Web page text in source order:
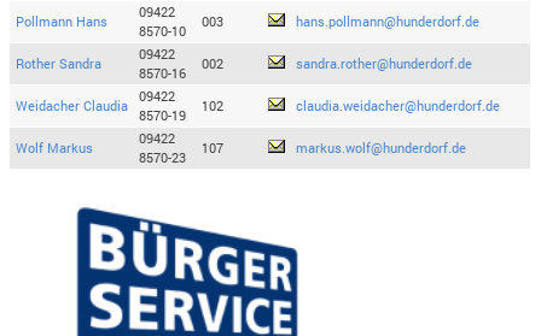
Pollmann Hans
09422
8570-10
003 hans.pollmann@hunderdorf.de
Rother Sandra
09422
8570-16
002 sandra.rother@hunderdorf.de
Weidacher Claudia
09422
8570-19
102 claudia.weidacher@hunderdorf.de
Wolf Markus
09422
8570-23
107 markus.wolf@hunderdorf.de